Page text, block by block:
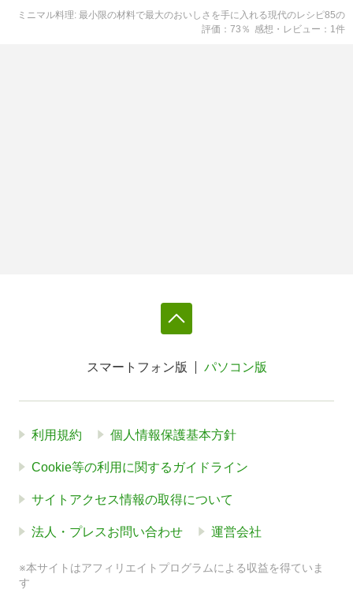
ミニマル料理: 最小限の材料で最大のおいしさを手に入れる現代のレシピ85の
評価
73 ％ 感想・レビュー 1件
スマートフォン版 パソコン版
利用規約 個人情報保護基本方針
Cookie等の利用に関するガイドライン
サイトアクセス情報の取得について
法人・プレスお問い合わせ 運営会社
※本サイトはアフィリエイトプログラムによる収益を得ていま
す